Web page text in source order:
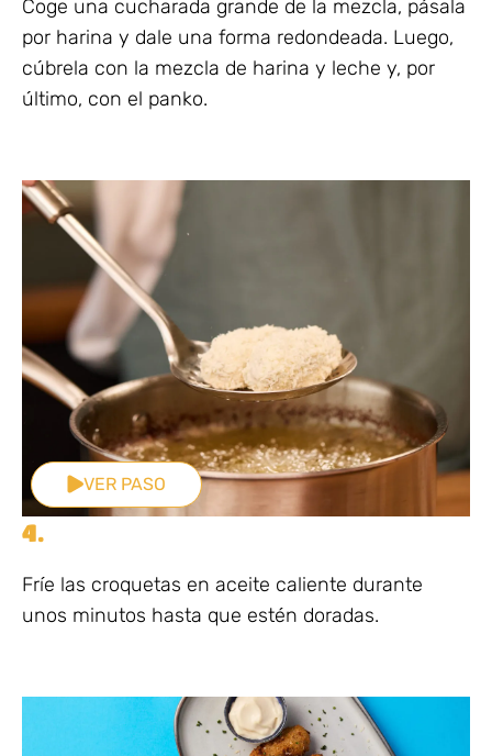
Coge una cucharada grande de la mezcla, pásala
por harina y dale una forma redondeada. Luego,
cúbrela con la mezcla de harina y leche y, por
último, con el panko.
VER PASO
4.
Fríe las croquetas en aceite caliente durante
unos minutos hasta que estén doradas.